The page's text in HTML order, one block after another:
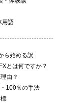
用語
ら始める訳
とは何ですか？
由？
100％の手法